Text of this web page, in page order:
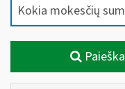
Paieška